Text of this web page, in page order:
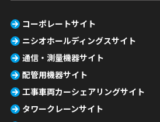
コーポレートサイト
ニシオホールディングスサイト
通信・測量機器サイト
配管用機器サイト
工事車両カーシェアリングサイト
タワークレーンサイト